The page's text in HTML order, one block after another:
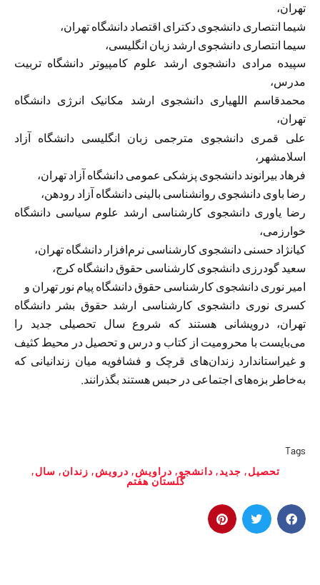
تهران،
شیما انتصاری دانشجوی دکترای اقتصاد دانشگاه تهران،
سیما انتصاری دانشجوی ارشد زبان انگلیسی،
سپیده مرادی دانشجوی ارشد علوم کامپیوتر دانشگاه تربیت
مدرس،
محمدقاسم اللهیاری دانشجوی ارشد مکانیک انرژی دانشگاه
تهران،
علی قمری دانشجوی مترجمی زبان انگلیسی دانشگاه آزاد
اسلامشهر،
فرهاد بیرانوند دانشجوی پزشکی عمومی دانشگاه آزاد تهران،
رضا باوی دانشجوی روانشناسی بالینی دانشگاه آزاد رودهن،
رضا یاوری دانشجوی کارشناسی ارشد علوم سیاسی دانشگاه
خوارزمی،
کیانژاد حسنی دانشجوی کارشناسی نرم‌افزار دانشگاه تهران،
سعید گودرزی دانشجوی کارشناسی حقوق دانشگاه کرج،
امیر نوری دانشجوی کارشناسی حقوق دانشگاه پیام نور تهران و
کسری نوری دانشجوی کارشناسی ارشد حقوق بشر دانشگاه
تهران، درویشانی هستند که شروع سال تحصیلی جدید را
می‌بایست با محرومیت از کتاب و درس و تحصیل در محیط کثیف
و غیراستاندارد زندان‌های قرچک و فشافویه میان زندانیانی که
به‌خاطر بزه‌های اجتماعی در حبس هستند بگذرانند.
Tags
تحصیل, جدید, دانشجو, دراویش, درویش, زندان, سال,
گلستان هفتم